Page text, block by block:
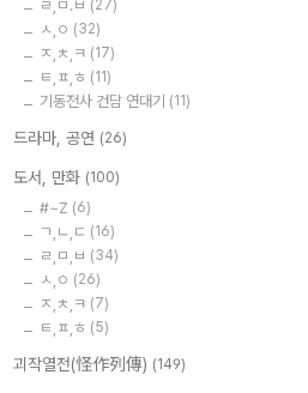
ㄹ,ㅁ.ㅂ (27)
ㅅ,ㅇ (32)
ㅈ,ㅊ,ㅋ (17)
ㅌ,ㅍ,ㅎ (11)
기동전사 건담 연대기 (11)
드라마, 공연 (26)
도서, 만화 (100)
#~Z (6)
ㄱ,ㄴ,ㄷ (16)
ㄹ,ㅁ,ㅂ (34)
ㅅ,ㅇ (26)
ㅈ,ㅊ,ㅋ (7)
ㅌ,ㅍ,ㅎ (5)
괴작열전(怪作列傳) (149)